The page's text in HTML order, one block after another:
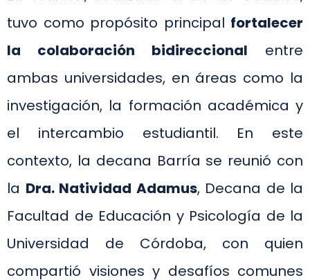
tuvo como propósito principal fortalecer
la colaboración bidireccional entre
ambas universidades, en áreas como la
investigación, la formación académica y
el intercambio estudiantil. En este
contexto, la decana Barría se reunió con
la Dra. Natividad Adamus, Decana de la
Facultad de Educación y Psicología de la
Universidad de Córdoba, con quien
compartió visiones y desafíos comunes